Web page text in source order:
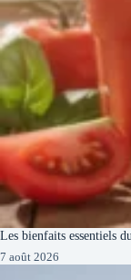
Les bienfaits essentiels
7 août 2026